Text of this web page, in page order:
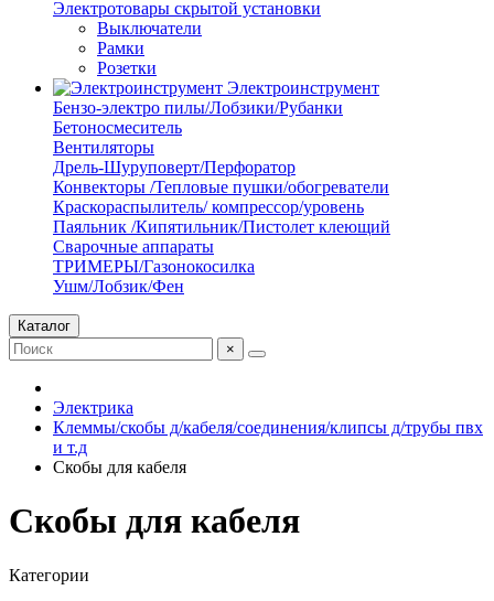
Электротовары скрытой установки
Выключатели
Рамки
Розетки
Электроинструмент
Бензо-электро пилы/Лобзики/Рубанки
Бетоносмеситель
Вентиляторы
Дрель-Шуруповерт/Перфоратор
Конвекторы /Тепловые пушки/обогреватели
Краскораспылитель/ компрессор/уровень
Паяльник /Кипятильник/Пистолет клеющий
Сварочные аппараты
ТРИМЕРЫ/Газонокосилка
Ушм/Лобзик/Фен
Каталог
×
Электрика
Клеммы/скобы д/кабеля/соединения/клипсы д/трубы пвх
и т.д
Скобы для кабеля
Скобы для кабеля
Категории